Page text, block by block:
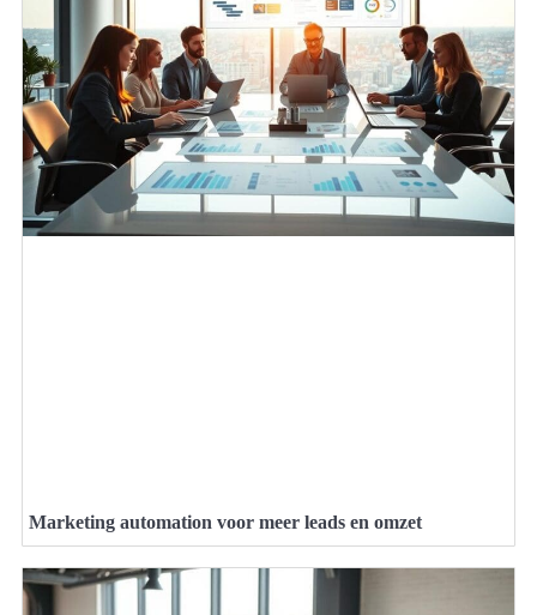
Marketing automation voor meer leads en omzet